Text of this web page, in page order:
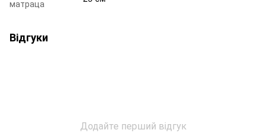
матраца
Відгуки
Додайте перший відгук